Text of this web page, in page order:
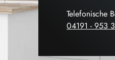
Telefonische
04191 - 953